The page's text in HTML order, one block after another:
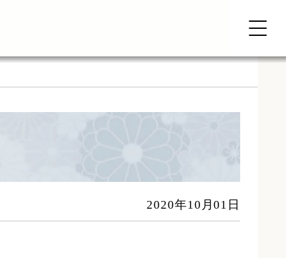
2020年10月01日